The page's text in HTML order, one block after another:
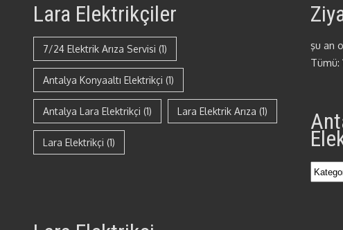
Lara Elektrikçiler
7/24 Elektrik Arıza Servisi (1)
Antalya Konyaaltı Elektrikçi (1)
Antalya Lara Elektrikçi (1) Lara Elektrik Arıza (1)
Lara Elektrikçi (1)
şu an
Tümü: